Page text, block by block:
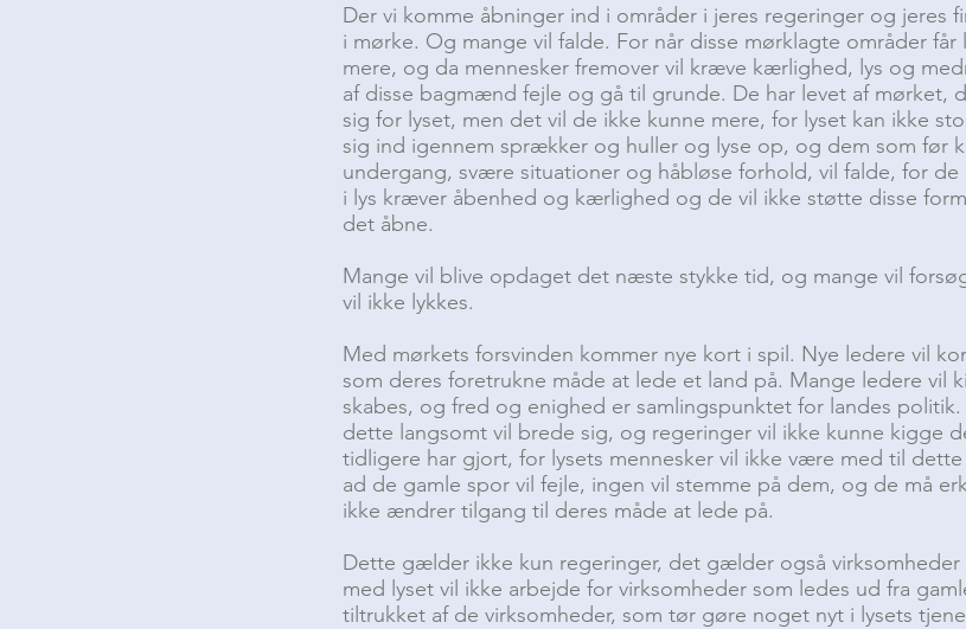
Der vi komme åbninger ind i områder i jeres regeringer og jeres
i mørke. Og mange vil falde. For når disse mørklagte områder får
mere, og da mennesker fremover vil kræve kærlighed, lys og
af disse bagmænd fejle og gå til grunde. De har levet af mørket,
sig for lyset, men det vil de ikke kunne mere, for lyset kan ikke
sig ind igennem sprækker og huller og lyse op, og dem som før
undergang, svære situationer og håbløse forhold, vil falde, for de
i lys kræver åbenhed og kærlighed og de vil ikke støtte disse
det åbne.
Mange vil blive opdaget det næste stykke tid, og mange vil
vil ikke lykkes.
Med mørkets forsvinden kommer nye kort i spil. Nye ledere vil
som deres foretrukne måde at lede et land på. Mange ledere vil
skabes, og fred og enighed er samlingspunktet for landes
dette langsomt vil brede sig, og regeringer vil ikke kunne kigge
tidligere har gjort, for lysets mennesker vil ikke være med til
ad de gamle spor vil fejle, ingen vil stemme på dem, og de må
ikke ændrer tilgang til deres måde at lede på.
Dette gælder ikke kun regeringer, det gælder også virksomheder
med lyset vil ikke arbejde for virksomheder som ledes ud fra
tiltrukket af de virksomheder, som tør gøre noget nyt i lysets